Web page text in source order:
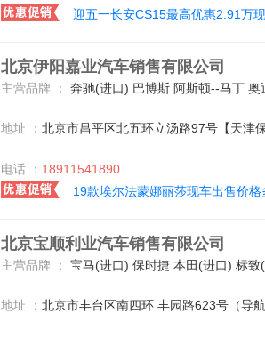
迎五一长安CS15最高优惠2.91万
北京伊阳嘉业汽车销售有限公司
主营品牌 ： 奔驰(进口) 巴博斯 阿斯顿--马丁 奥迪(进口) 宝马(进口) BMW i 福建奔驰 奔驰-迈巴赫 宾利 道奇(进口) 丰田(进口) 一汽丰田 福特(进口) 凯迪拉克(进口) 路虎 玛莎拉蒂 日产(进口) 特斯拉 迈凯伦 林肯 保时捷 卡尔森 雷克萨斯 劳斯莱斯 GMC 北京-戴克 法拉利 东风日产 兰博基尼 北京汽车 郑州日产 凯翼 上汽大众 英菲尼迪 瑞麒 宝沃汽车 哈弗汽车 福迪 北汽
地址 ： 北京市昌平区北五环立汤路97号【天津
电话 ： 18911541890
19款埃尔法蒙娜丽莎现车出售价格
北京宝顺利业汽车销售有限公司
主营品牌 ： 宝马(进口) 保时捷 本田(进口) 标致(进口) 昌河 长安乘用车 长安铃木 大众(进口) 道奇(进口) 奥迪(进口) 东风小康 东南汽车 丰田(进口) 东风日产 比亚迪 福特(进口) 北汽福田 红旗 吉利汽车 Jeep 东风悦达起亚 捷豹 雷诺 猎豹汽车 雷克萨斯 路虎 奔驰(进口) 奇瑞汽车 别克 英菲尼迪 一汽奥迪 中华 东风雪铁龙 陆风 长城 北京现代 上汽通用五菱 雪佛兰 江淮汽车 上汽荣威 华晨宝马 一汽丰田 上汽大众 一汽-大众 东风标致 福迪 广汽吉奥 华泰汽车 东风本田 力帆汽车 众泰 沃尔沃 一汽海马 讴歌 斯柯达 MINI MG 布加迪 别克(进口) 北京奔驰 广汽本田 长安福特 广汽三菱 东南三菱 广汽丰田 长安马自达 一汽马自达 一汽奔腾 东风风神 广汽传祺 宝骏汽车 东风裕隆 东风日产-启辰 北京 BMW i 北
地址 ： 北京市丰台区南四环 丰园路623号（导